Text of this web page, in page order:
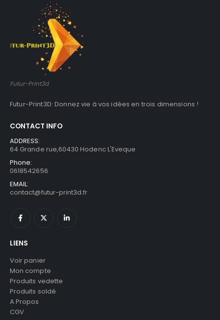
Futur-Print3d
Futur-Print3D: Donnez vie à vos idées en trois dimensions !
CONTACT INFO
ADDRESS:
64 Grande rue,60430 Hodenc L'Eveque
Phone:
0618542656
EMAIL:
contact@futur-print3d.fr
LIENS
Voir panier
Mon compte
Produits vedette
Produits soldé
A Propos
CGV